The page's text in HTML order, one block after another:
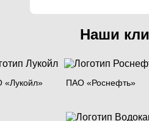
Наши
«Лукойл» ПАО «Роснефть»